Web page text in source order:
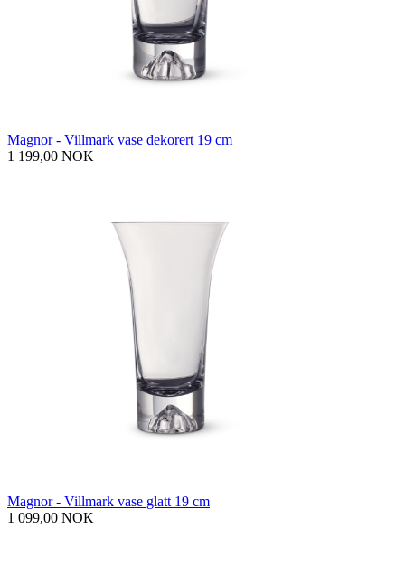
Magnor - Villmark vase dekorert 19 cm
1 199,00 NOK
Magnor - Villmark vase glatt 19 cm
1 099,00 NOK